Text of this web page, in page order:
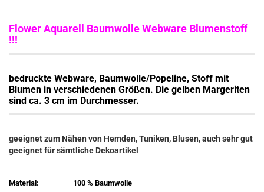
Flower Aquarell Baumwolle Webware Blumenstoff
!!!
bedruckte Webware, Baumwolle/Popeline, Stoff mit
Blumen in verschiedenen Größen. Die gelben Margeriten
sind ca. 3 cm im Durchmesser.
geeignet zum Nähen von Hemden, Tuniken, Blusen, auch sehr gut
geeignet für sämtliche Dekoartikel
Material: 100 % Baumwolle